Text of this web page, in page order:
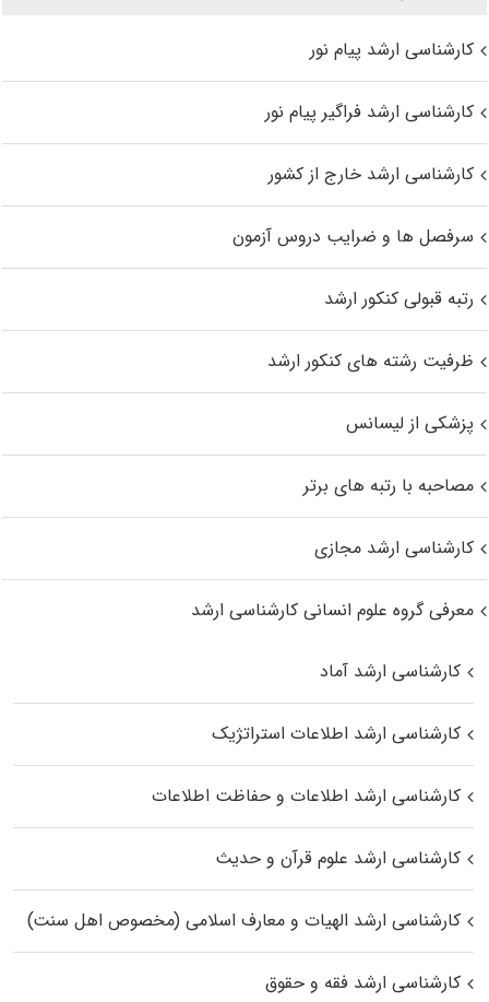
کارشناسی ارشد پیام نور
کارشناسی ارشد فراگیر پیام نور
کارشناسی ارشد خارج از کشور
سرفصل ها و ضرایب دروس آزمون
رتبه قبولی کنکور ارشد
ظرفیت رشته های کنکور ارشد
پزشکی از لیسانس
مصاحبه با رتبه های برتر
کارشناسی ارشد مجازی
معرفی گروه علوم انسانی کارشناسی ارشد
کارشناسی ارشد آماد
کارشناسی ارشد اطلاعات استراتژیک
کارشناسی ارشد اطلاعات و حفاظت اطلاعات
کارشناسی ارشد علوم قرآن و حدیث
کارشناسی ارشد الهیات و معارف اسلامی (مخصوص اهل سنت)
کارشناسی ارشد فقه و حقوق